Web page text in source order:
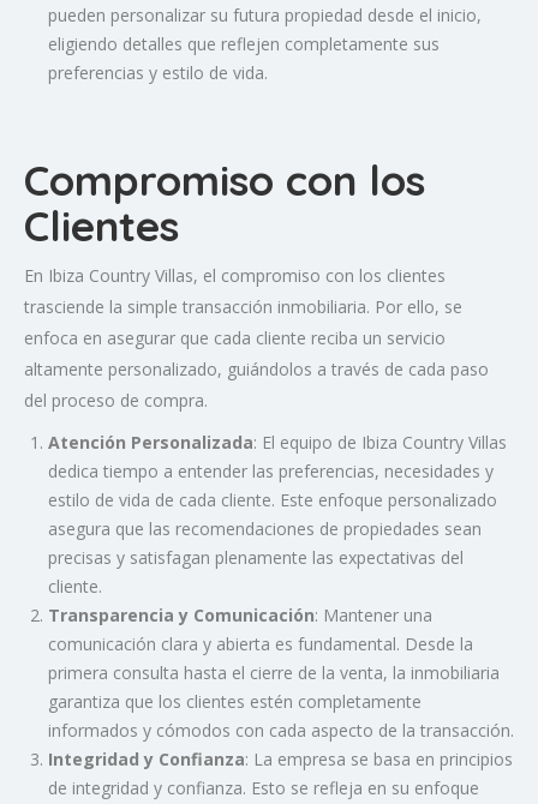
pueden personalizar su futura propiedad desde el inicio,
eligiendo detalles que reflejen completamente sus
preferencias y estilo de vida.
Compromiso con los
Clientes
En Ibiza Country Villas, el compromiso con los clientes
trasciende la simple transacción inmobiliaria. Por ello, se
enfoca en asegurar que cada cliente reciba un servicio
altamente personalizado, guiándolos a través de cada paso
del proceso de compra.
Atención Personalizada: El equipo de Ibiza Country Villas
dedica tiempo a entender las preferencias, necesidades y
estilo de vida de cada cliente. Este enfoque personalizado
asegura que las recomendaciones de propiedades sean
precisas y satisfagan plenamente las expectativas del
cliente.
Transparencia y Comunicación: Mantener una
comunicación clara y abierta es fundamental. Desde la
primera consulta hasta el cierre de la venta, la inmobiliaria
garantiza que los clientes estén completamente
informados y cómodos con cada aspecto de la transacción.
Integridad y Confianza: La empresa se basa en principios
de integridad y confianza. Esto se refleja en su enfoque